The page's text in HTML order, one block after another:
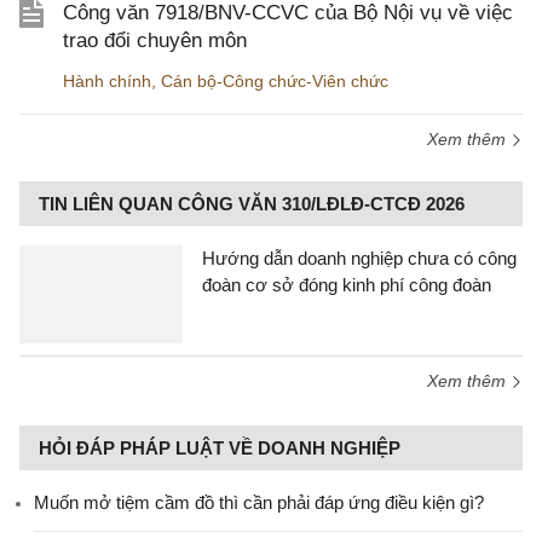
Công văn 7918/BNV-CCVC của Bộ Nội vụ về việc
trao đổi chuyên môn
Hành chính Cán bộ-Công chức-Viên chức
Xem thêm
TIN LIÊN QUAN CÔNG VĂN 310/LĐLĐ-CTCĐ 2026
Hướng dẫn doanh nghiệp chưa có công
đoàn cơ sở đóng kinh phí công đoàn
Xem thêm
HỎI ĐÁP PHÁP LUẬT VỀ DOANH NGHIỆP
Muốn mở tiệm cầm đồ thì cần phải đáp ứng điều kiện gì?